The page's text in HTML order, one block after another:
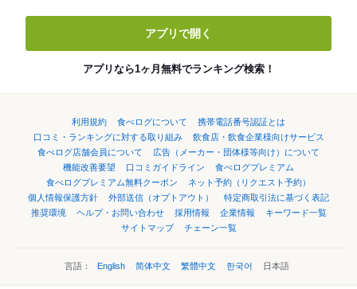
アプリで開く
アプリなら1ヶ月無料でランキング検索！
利用規約 食べログについて
携帯電話番号認証とは
口コミ・ランキングに対する取り組み
飲食店・飲食企業様向けサービス
食べログ店舗会員について
広告（メーカー・団体様等向け）について
機能改善要望
口コミガイドライン
食べログプレミアム
食べログプレミアム無料クーポン
ネット予約（リクエスト予約）
個人情報保護方針
外部送信（オプトアウト）
特定商取引法に基づく表記
推奨環境
ヘルプ・お問い合わせ 採用情報 企業情報
キーワード一覧
サイトマップ
チェーン一覧
言語： English 简体中文 繁體中文 한국어 日本語